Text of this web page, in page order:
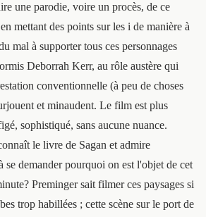
une parodie, voire un procès, de ce
mettant des points sur les i de manière à
mal à supporter tous ces personnages
Deborrah Kerr, au rôle austère qui
conventionnelle (à peu de choses
et minaudent. Le film est plus
sophistiqué, sans aucune nuance.
le livre de Sagan et admire
se demander pourquoi on est l'objet de cet
Preminger sait filmer ces paysages si
trop habillées ; cette scène sur le port de